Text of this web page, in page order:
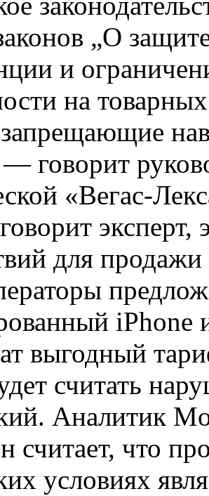
„О
и
на
— говорит
«Вегас-
эксперт,
для
iPhone
выгодный
считать
Аналитик
считает, что
условиях